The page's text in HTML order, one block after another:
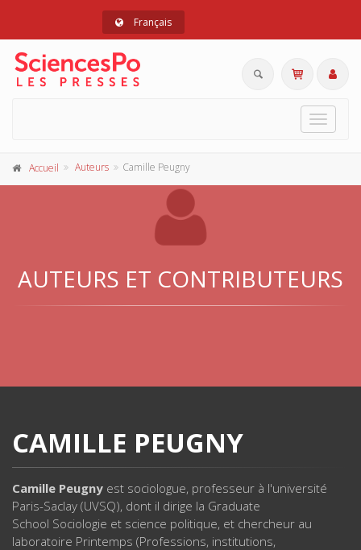
Français
Toggle
Accueil Auteurs Camille Peugny
AUTEURS ET CONTRIBUTEURS
CAMILLE PEUGNY
Camille Peugny est sociologue, professeur à l'université
Paris-Saclay (UVSQ), dont il dirige la Graduate
School Sociologie et science politique, et chercheur au
laboratoire Printemps (Professions, institutions,